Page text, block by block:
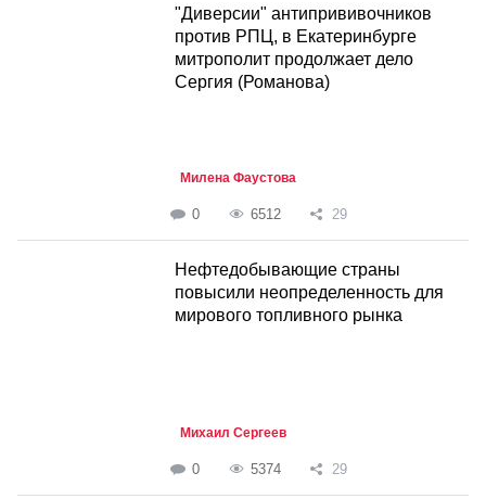
"Диверсии" антипрививочников
против РПЦ, в Екатеринбурге
митрополит продолжает дело
Сергия (Романова)
Милена Фаустова
0 6512 29
Нефтедобывающие страны
повысили неопределенность для
мирового топливного рынка
Михаил Сергеев
0 5374 29